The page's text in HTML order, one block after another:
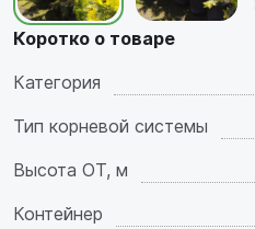
Коротко о товаре
Категория
Тип корневой системы
Высота ОТ, м
Контейнер